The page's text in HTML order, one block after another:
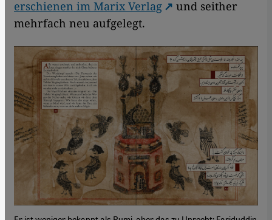
erschienen im Marix Verlag
und seither
mehrfach neu aufgelegt.